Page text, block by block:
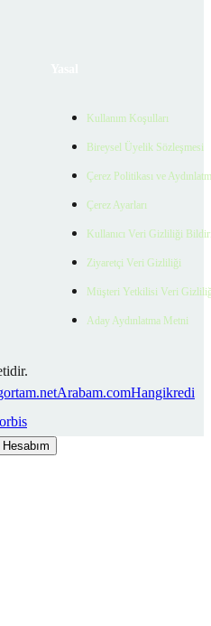
Kullanım Koşulları
Bireysel Üyelik Sözleşmesi
Çerez Politikası ve
Çerez Ayarları
Kullanıcı Veri Gizliliği
Ziyaretçi Veri Gizliliği
Müşteri Yetkilisi Veri
Aday Aydınlatma Metni
Arabam.comHangikredi
Hesabım